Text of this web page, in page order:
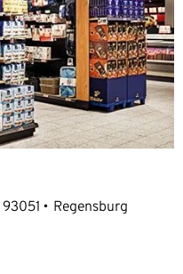
93051 Regensburg